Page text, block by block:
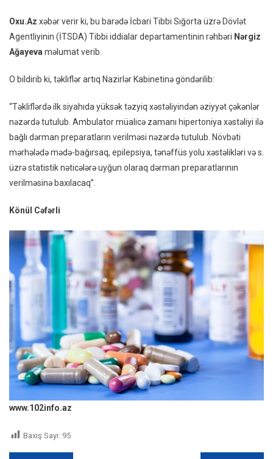
Oxu.Az xəbər verir ki, bu barədə İcbari Tibbi Sığorta üzrə Dövlət
Agentliyinin (İTSDA) Tibbi iddialar departamentinin rəhbəri Nərgiz
Ağayevaməlumat verib.
O bildirib ki, təkliflər artıq Nazirlər Kabinetinə göndərilib:
“Təkliflərdə ilk siyahıda yüksək təzyiq xəstəliyindən əziyyət çəkənlər
nəzərdə tutulub. Ambulator müalicə zamanı hipertoniya xəstəliyi ilə
bağlı dərman preparatların verilməsi nəzərdə tutulub. Növbəti
mərhələdə mədə-bağırsaq, epilepsiya, tənəffüs yolu xəstəlikləri və s.
üzrə statistik nəticələrə uyğun olaraq dərman preparatlarının
verilməsinə baxılacaq”.
Könül Cəfərli
www.102info.az
Baxış Sayı: 95